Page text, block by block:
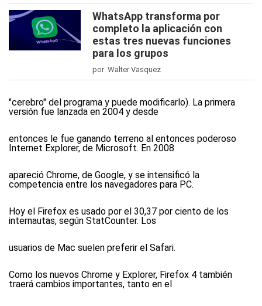
WhatsApp transforma por
completo la aplicación con
estas tres nuevas funciones
para los grupos
por Walter Vasquez
"cerebro" del programa y puede modificarlo). La primera
versión fue lanzada en 2004 y desde
entonces le fue ganando terreno al entonces poderoso
Internet Explorer, de Microsoft. En 2008
apareció Chrome, de Google, y se intensificó la
competencia entre los navegadores para PC.
Hoy el Firefox es usado por el 30,37 por ciento de los
internautas, según StatCounter. Los
usuarios de Mac suelen preferir el Safari.
Como los nuevos Chrome y Explorer, Firefox 4 también
traerá cambios importantes, tanto en el